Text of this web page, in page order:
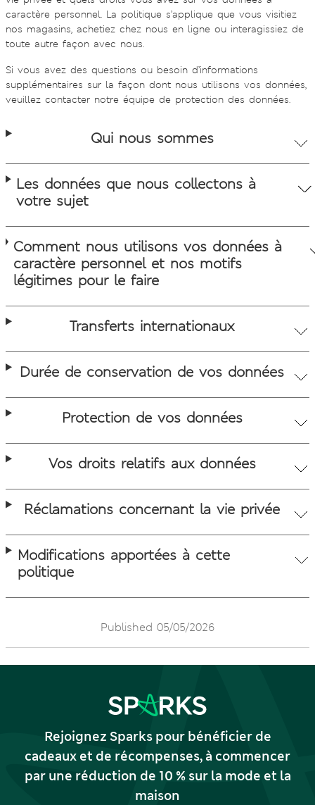
caractère personnel. La politique s’applique que vous visitiez
nos magasins, achetiez chez nous en ligne ou interagissiez de
toute autre façon avec nous.
Si vous avez des questions ou besoin d’informations
supplémentaires sur la façon dont nous utilisons vos données,
veuillez contacter notre équipe de protection des données.
Qui nous sommes
Les données que nous collectons à
votre sujet
Comment nous utilisons vos données à
caractère personnel et nos motifs
légitimes pour le faire
Transferts internationaux
Durée de conservation de vos données
Protection de vos données
Vos droits relatifs aux données
Réclamations concernant la vie privée
Modifications apportées à cette
politique
Published 05/05/2026
Rejoignez Sparks pour bénéficier de
cadeaux et de récompenses, à commencer
par une réduction de 10 % sur la mode et la
maison